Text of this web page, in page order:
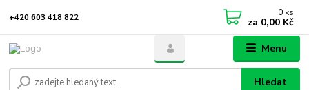
Menu
Hledat
+420 603 418 822 0 ks
za 0,00 Kč